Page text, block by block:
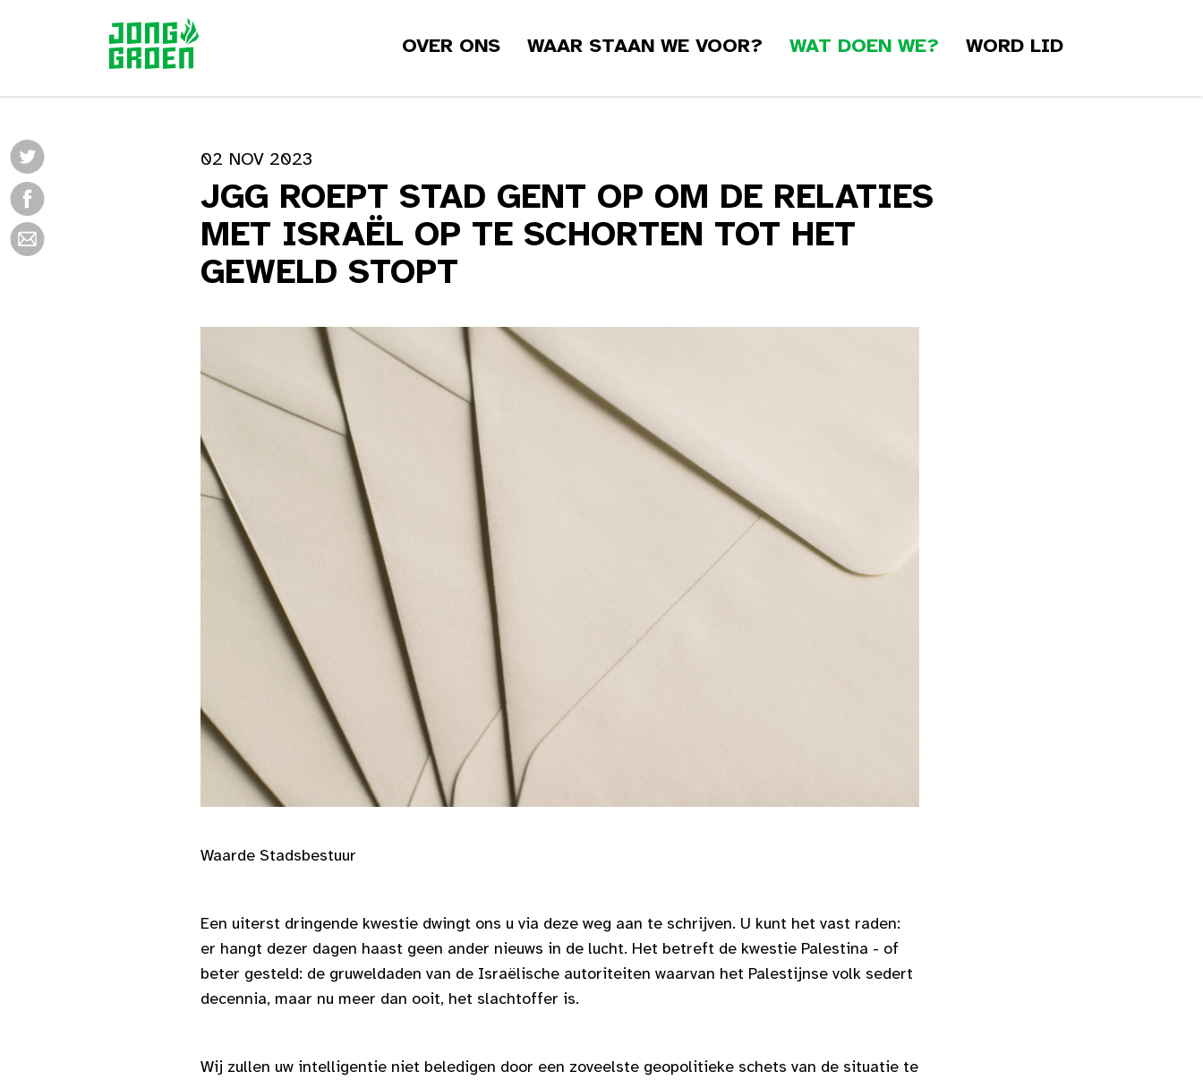
OVER ONS WAAR STAAN WE VOOR? WAT DOEN WE? WORD LID
02 NOV 2023
JGG ROEPT STAD GENT OP OM DE RELATIES
MET ISRAËL OP TE SCHORTEN TOT HET
GEWELD STOPT
Waarde Stadsbestuur
Een uiterst dringende kwestie dwingt ons u via deze weg aan te schrijven. U kunt het vast raden:
er hangt dezer dagen haast geen ander nieuws in de lucht. Het betreft de kwestie Palestina - of
beter gesteld: de gruweldaden van de Israëlische autoriteiten waarvan het Palestijnse volk sedert
decennia, maar nu meer dan ooit, het slachtoffer is.
Wij zullen uw intelligentie niet beledigen door een zoveelste geopolitieke schets van de situatie te